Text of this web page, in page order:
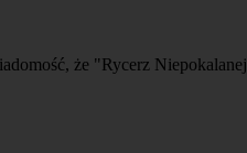
że "Rycerz